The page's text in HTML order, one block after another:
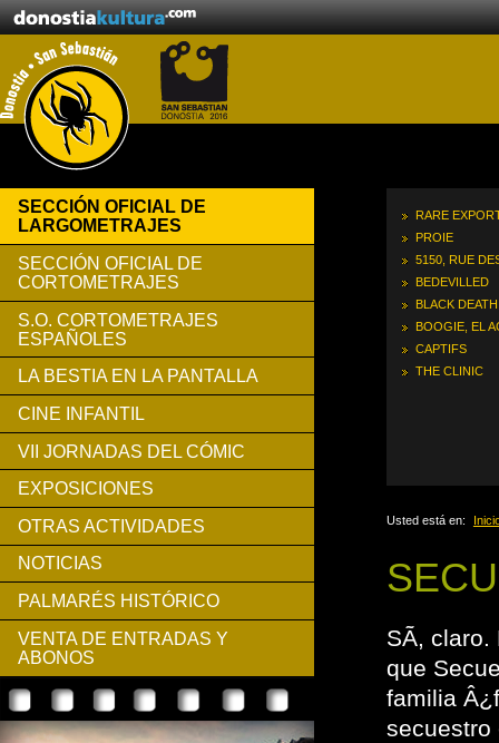
SECCIÓN OFICIAL DE
LARGOMETRAJES
SECCIÓN OFICIAL DE
CORTOMETRAJES
S.O. CORTOMETRAJES
ESPAÑOLES
LA BESTIA EN LA PANTALLA
CINE INFANTIL
VII JORNADAS DEL CÓMIC
EXPOSICIONES
OTRAS ACTIVIDADES
NOTICIAS
PALMARÉS HISTÓRICO
VENTA DE ENTRADAS Y
ABONOS
RARE
PROIE
5150, RUE
BEDEVILLED
BLACK DEATH
BOOGIE, EL
CAPTIFS
THE CLINIC
Usted está en:
SÃ­, claro.
que
familia
secuestro